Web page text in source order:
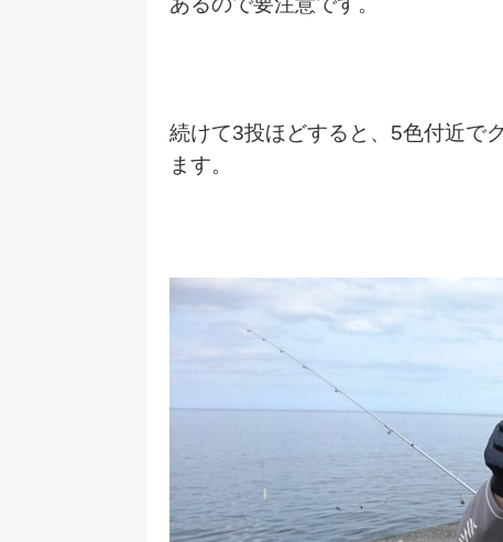
続けて3投ほどすると、5色付近で
ます。